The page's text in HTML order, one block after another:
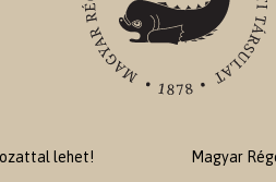
lehet!
Magyar